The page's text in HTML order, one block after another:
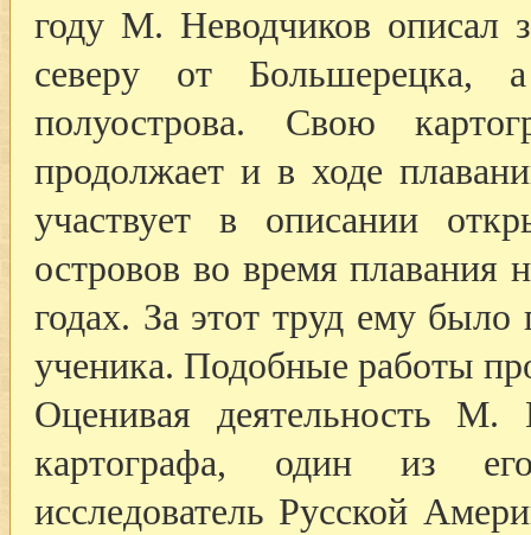
году М. Неводчиков описал
северу от Большерецка,
полуострова. Свою
продолжает и в ходе
участвует в описании
островов во время
годах. За этот труд ему было
ученика. Подобные работы
Оценивая деятельность М.
картографа, один из
исследователь Русской